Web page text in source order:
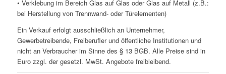
• Verklebung im Bereich Glas auf Glas oder Glas auf Metall (z.B.:
bei Herstellung von Trennwand- oder Türelementen)
Ein Verkauf erfolgt ausschließlich an Unternehmer,
Gewerbetreibende, Freiberufler und öffentliche Institutionen und
nicht an Verbraucher im Sinne des § 13 BGB. Alle Preise sind in
Euro zzgl. der gesetzl. MwSt. Angebote freibleibend.